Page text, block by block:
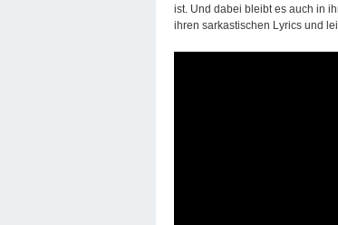
ist. Und dabei bleibt es auch in
ihren sarkastischen Lyrics und